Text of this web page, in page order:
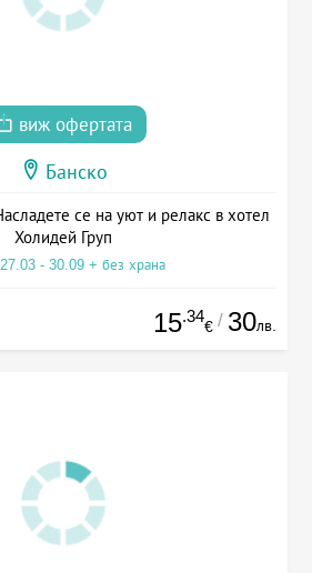
виж офертата
Банско
се на уют и релакс в хотел
Холидей Груп
- 30.09 + без храна
15.34
€ / 30лв.